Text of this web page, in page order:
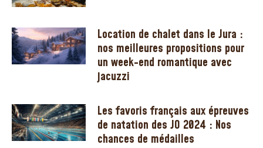
Location de chalet dans le Jura :
nos meilleures propositions pour
un week-end romantique avec
jacuzzi
Les favoris français aux épreuves
de natation des JO 2024 : Nos
chances de médailles